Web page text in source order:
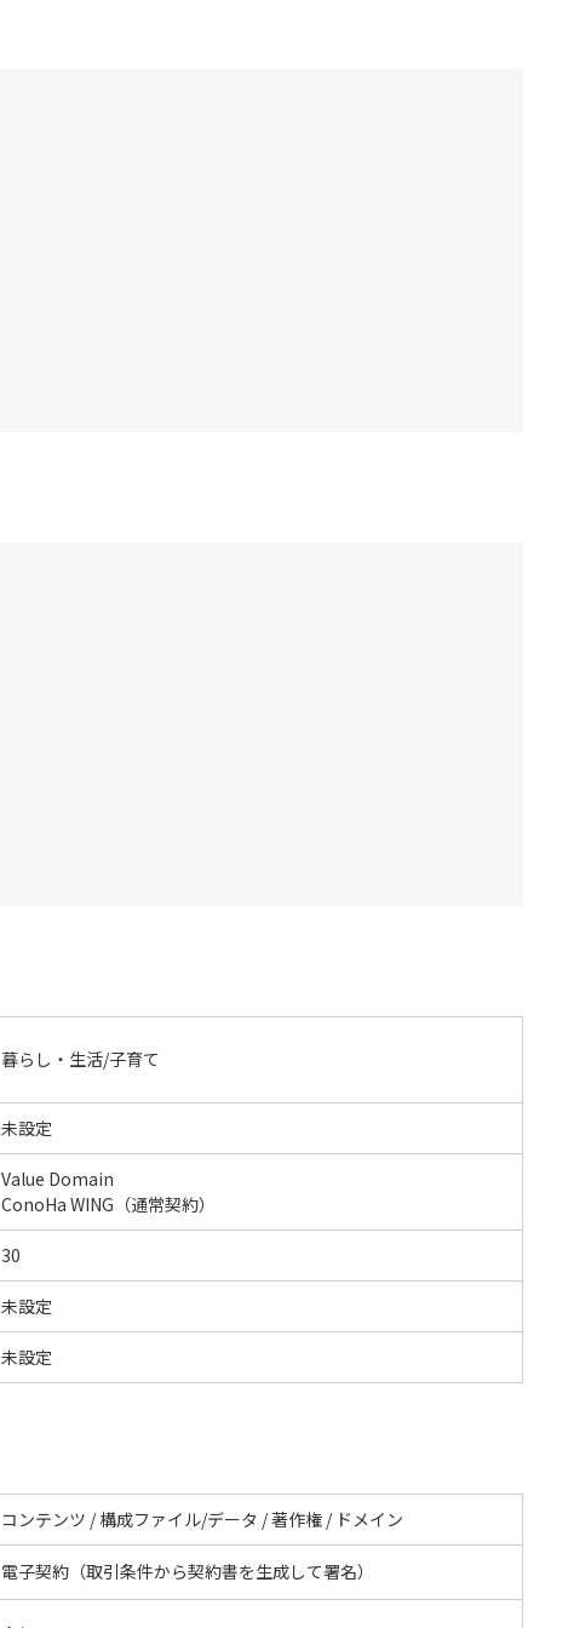
暮らし・生活/子育て
未設定
Value Domain
ConoHa WING（通常契約）
30
未設定
未設定
コンテンツ / 構成ファイル/データ / 著作権 / ドメイン
電子契約（取引条件から契約書を生成して署名）